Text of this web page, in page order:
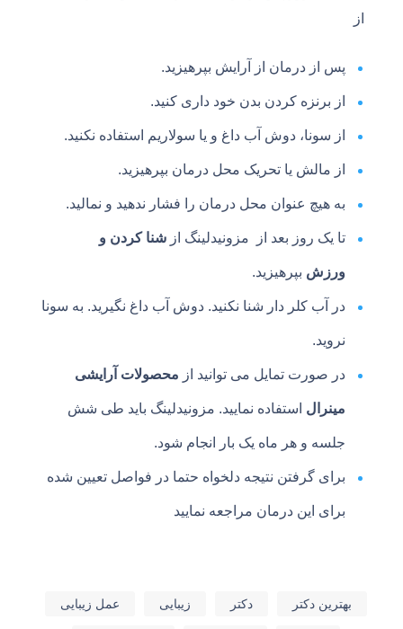
از
پس از درمان از آرایش بپرهیزید.
از برنزه کردن بدن خود داری کنید.
از سونا، دوش آب داغ و یا سولاریم استفاده نکنید.
از مالش یا تحریک محل درمان بپرهیزید.
به هیچ عنوان محل درمان را فشار ندهید و نمالید.
تا یک روز بعد از مزونیدلینگ از شنا کردن و
ورزش بپرهیزید.
در آب کلر دار شنا نکنید. دوش آب داغ نگیرید. به سونا
نروید.
در صورت تمایل می توانید از محصولات آرایشی
مینرال استفاده نمایید. مزونیدلینگ باید طی شش
جلسه و هر ماه یک بار انجام شود.
برای گرفتن نتیجه دلخواه حتما در فواصل تعیین شده
برای این درمان مراجعه نمایید
بهترین دکتر دکتر زیبایی عمل زیبایی